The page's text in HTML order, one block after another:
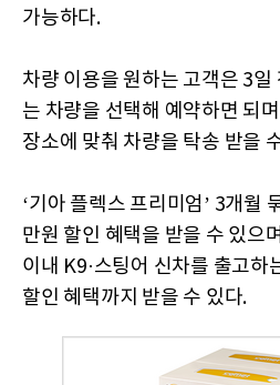
가능하다.
차량 이용을 원하는 고객은 3일
는 차량을 선택해 예약하면 되
장소에 맞춰 차량을 탁송 받을
‘기아 플렉스 프리미엄’ 3개월
만원 할인 혜택을 받을 수 있으
이내 K9·스팅어 신차를 출고하
할인 혜택까지 받을 수 있다.